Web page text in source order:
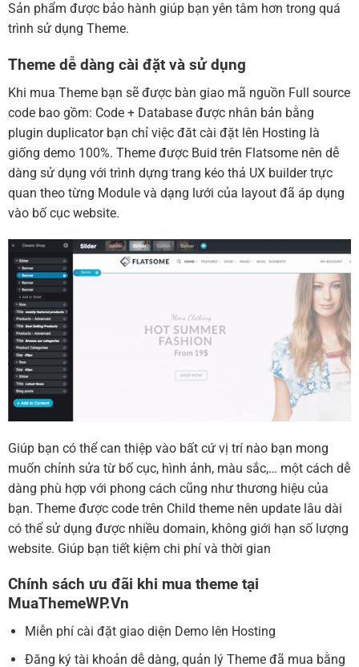
Sản phẩm được bảo hành giúp bạn yên tâm hơn trong quá
trình sử dụng Theme.
Theme dễ dàng cài đặt và sử dụng
Khi mua Theme bạn sẽ được bàn giao mã nguồn Full source
code bao gồm: Code + Database được nhân bản bằng
plugin duplicator bạn chỉ việc đăt cài đặt lên Hosting là
giống demo 100%. Theme được Buid trên Flatsome nên dễ
dàng sử dụng với trình dựng trang kéo thả UX builder trực
quan theo từng Module và dạng lưới của layout đã áp dụng
vào bố cục website.
Giúp bạn có thể can thiệp vào bất cứ vị trí nào bạn mong
muốn chỉnh sửa từ bố cục, hình ảnh, màu sắc,… một cách dễ
dàng phù hợp với phong cách cũng như thương hiệu của
bạn. Theme được code trên Child theme nên update lâu dài
có thể sử dụng được nhiều domain, không giới hạn số lượng
website. Giúp bạn tiết kiệm chi phí và thời gian
Chính sách ưu đãi khi mua theme tại
MuaThemeWP.Vn
Miễn phí cài đặt giao diện Demo lên Hosting
Đăng ký tài khoản dễ dàng, quản lý Theme đã mua bằng